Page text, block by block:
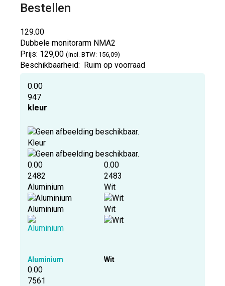
Bestellen
129.00
Dubbele monitorarm NMA2
Prijs: 129,00 (incl. BTW: 156,09)
Beschikbaarheid: Ruim op voorraad
0.00
947
kleur
Kleur
0.00
2482
Aluminium
Aluminium
Aluminium
0.00
2483
Wit
Wit
Wit
0.00
7561